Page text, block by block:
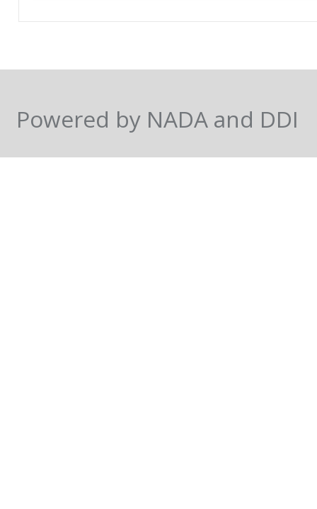
Powered by NADA and DDI